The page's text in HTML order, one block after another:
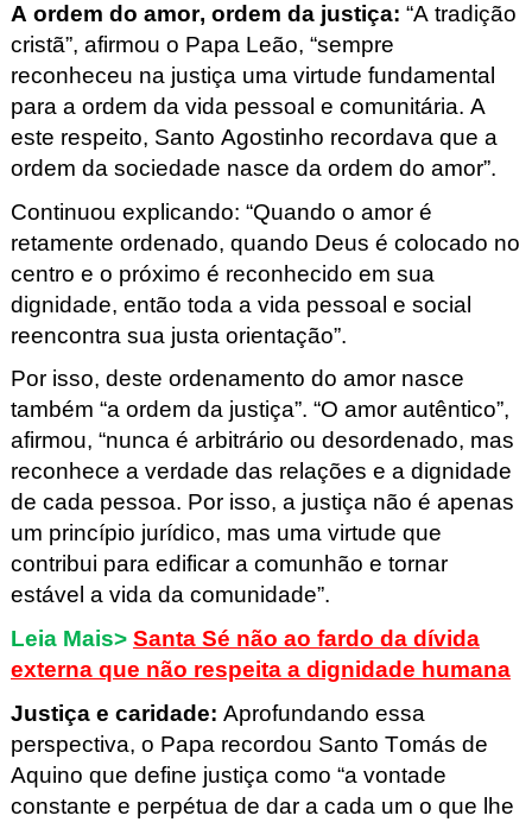
A ordem do amor, ordem da justiça: “A tradição
cristã”, afirmou o Papa Leão, “sempre
reconheceu na justiça uma virtude fundamental
para a ordem da vida pessoal e comunitária. A
este respeito, Santo Agostinho recordava que a
ordem da sociedade nasce da ordem do amor”.
Continuou explicando: “Quando o amor é
retamente ordenado, quando Deus é colocado no
centro e o próximo é reconhecido em sua
dignidade, então toda a vida pessoal e social
reencontra sua justa orientação”.
Por isso, deste ordenamento do amor nasce
também “a ordem da justiça”. “O amor autêntico”,
afirmou, “nunca é arbitrário ou desordenado, mas
reconhece a verdade das relações e a dignidade
de cada pessoa. Por isso, a justiça não é apenas
um princípio jurídico, mas uma virtude que
contribui para edificar a comunhão e tornar
estável a vida da comunidade”.
Leia Mais> Santa Sé não ao fardo da dívida
externa que não respeita a dignidade humana
Justiça e caridade: Aprofundando essa
perspectiva, o Papa recordou Santo Tomás de
Aquino que define justiça como “a vontade
constante e perpétua de dar a cada um o que lhe